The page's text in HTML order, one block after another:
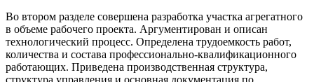
Во втором разделе совершена разработка участка агрегатного
в объеме рабочего проекта. Аргументирован и описан
технологический процесс. Определена трудоемкость работ,
количества и состава профессионально-квалификационного
работающих. Приведена производственная структура,